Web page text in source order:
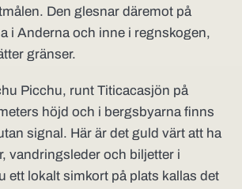
Den glesnar däremot på
i Anderna och inne i regnskogen,
gränser.
Picchu, runt Titicacasjön på
höjd och i bergsbyarna finns
signal. Här är det guld värt att ha
vandringsleder och biljetter i
ett lokalt simkort på plats kallas det